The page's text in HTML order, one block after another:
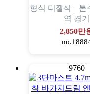
형식 디젤식 | 톤
역 경기
2,850만
9760